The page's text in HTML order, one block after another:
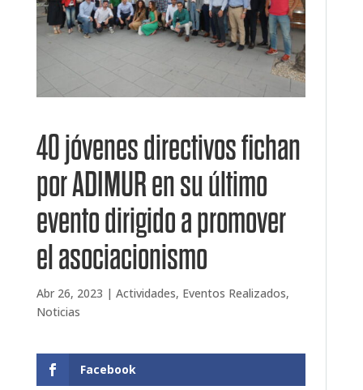
40 jóvenes directivos fichan
por ADIMUR en su último
evento dirigido a promover
el asociacionismo
Abr 26, 2023 | Actividades, Eventos Realizados,
Noticias
Facebook